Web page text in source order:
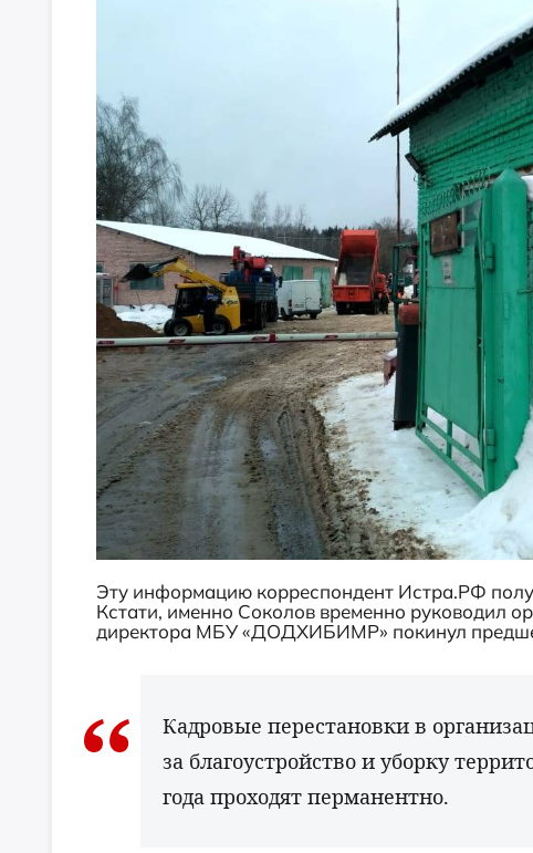
Эту информацию корреспондент Истра.РФ
Кстати, именно Соколов временно руководил
директора МБУ «ДОДХИБИМР» покинул
Кадровые перестановки в
за благоустройство и уборку
года проходят перманентно.